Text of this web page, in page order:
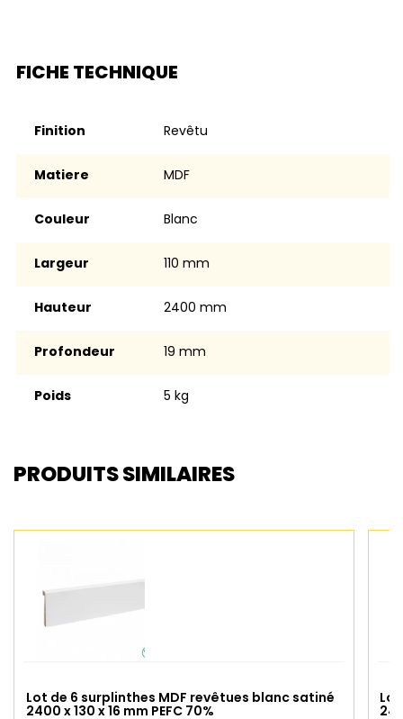
FICHE TECHNIQUE
Finition Revêtu
Matiere MDF
Couleur blanc
Largeur 110 mm
Hauteur 2400 mm
Profondeur 19 mm
Poids 5 kg
PRODUITS SIMILAIRES
Lot de 6 surplinthes MDF revêtues blanc satiné
2400 x 130 x 16 mm PEFC 70%